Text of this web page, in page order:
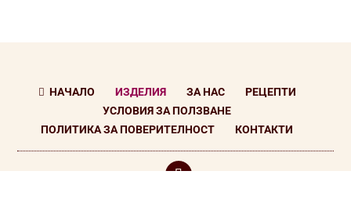
 НАЧАЛО ИЗДЕЛИЯ ЗА НАС
РЕЦЕПТИ
УСЛОВИЯ ЗА ПОЛЗВАНЕ
ПОЛИТИКА ЗА ПОВЕРИТЕЛНОСТ
КОНТАКТИ